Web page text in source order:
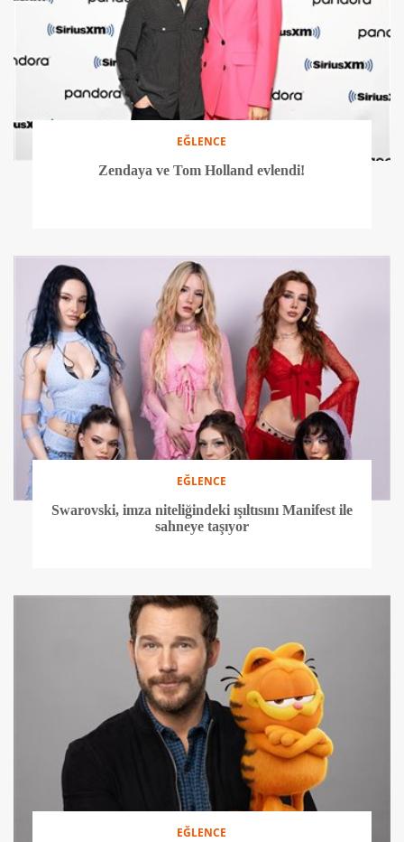
EĞLENCE
Zendaya ve Tom Holland evlendi!
EĞLENCE
Swarovski, imza niteliğindeki ışıltısını Manifest ile
sahneye taşıyor
EĞLENCE